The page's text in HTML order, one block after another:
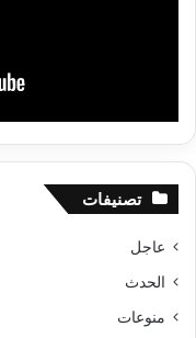
تصنيفات
عاجل
الحدث
منوعات